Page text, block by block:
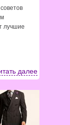
лучшие
далее